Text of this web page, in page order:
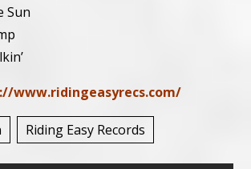
Sun
www.ridingeasyrecs.com/
Riding Easy Records